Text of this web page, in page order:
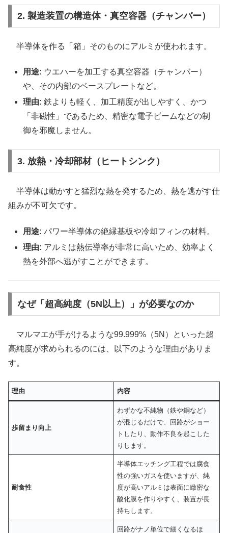
2. 製造装置の構造体・真空容器（チャンバー）
半導体を作る「箱」そのものにアルミが使われます。
用途: ウエハーを加工する真空容器（チャンバー）
や、その内部のベースプレートなど。
理由: 鉄よりも軽く、加工精度が出しやすく、かつ
「非磁性」であるため、精密な電子ビームなどの制
御を邪魔しません。
3. 放熱・冷却部材（ヒートシンク）
半導体は動かすと猛烈な熱を発するため、熱を逃がす仕
組みが不可欠です。
用途: パワー半導体の絶縁基板や冷却フィンの材料。
理由: アルミは熱伝導率が非常に高いため、効率よく
熱を外部へ逃がすことができます。
なぜ「超高純度（5N以上）」が必要なのか
マルマエが手がけるような99.999%（5N）といった超
高純度が求められるのには、以下のような理由がありま
す。
理由 内容
歩留まり向上
わずかな不純物（鉄や銅など）
が混じるだけで、回路がショー
トしたり、動作不良を起こした
りします。
耐食性
半導体エッチング工程では腐食
性の強いガスを使いますが、純
度が高いアルミは表面に緻密な
酸化膜を作りやすく、装置が長
持ちします。
回路がナノ単位で細くなるほ